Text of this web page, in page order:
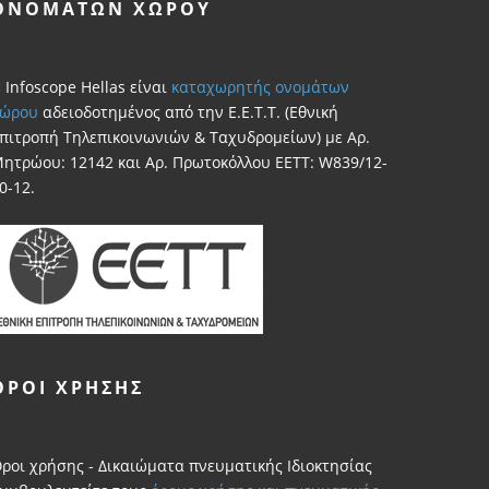
ΧΏΡΟΥ
Infoscope Hellas είναι καταχωρητής ονομάτων
αδειοδοτημένος από την Ε.Ε.Τ.Τ. (Εθνική
Τηλεπικοινωνιών & Ταχυδρομείων) με Αρ.
12142 και Αρ. Πρωτοκόλλου ΕΕΤΤ: W839/12-
12.
ΧΡΗΣΗΣ
χρήσης - Δικαιώματα πνευματικής Ιδιοκτησίας